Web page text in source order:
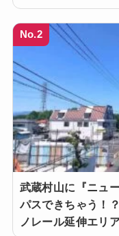
No.2
武蔵村山に『ニュ
パスできちゃう！
ノレール延伸エリ